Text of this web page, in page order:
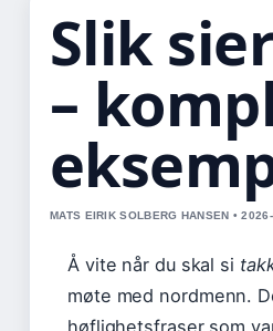
Slik
–
MATS EIRIK SOLBERG HANSEN •
Å vite når du skal si
møte med nordmenn.
høflighetsfraser som